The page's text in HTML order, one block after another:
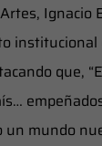
Ignacio
institucional
que,
mundo